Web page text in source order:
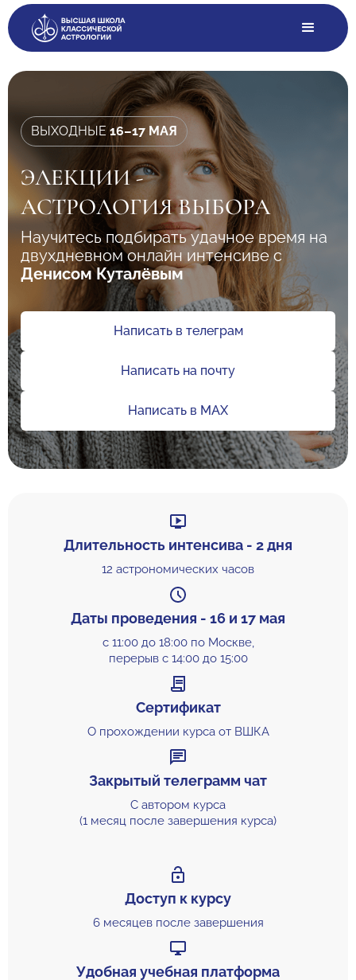
ВЫХОДНЫЕ16–17 МАЯ
ЭЛЕКЦИИ -
АСТРОЛОГИЯ ВЫБОРА
Научитесь подбирать удачное время на
двухдневном онлайн интенсиве с
Денисом Куталёвым
Написать в телеграм
Написать на почту
Написать в MAX
Длительность интенсива - 2 дня
12 астрономических часов
Даты проведения - 16 и 17 мая
с 11:00 до 18:00 по Москве,
перерыв с 14:00 до 15:00
Сертификат
О прохождении курса от ВШКА
Закрытый телеграмм чат
С автором курса
(1 месяц после завершения курса)
Доступ к курсу
6 месяцев после завершения
Удобная учебная платформа